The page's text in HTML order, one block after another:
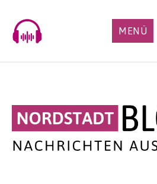
content
MENÜ